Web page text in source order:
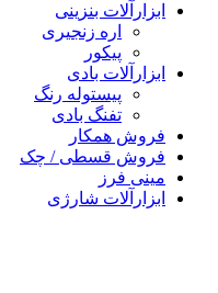
بنزینی
اره زنجیری
بادی
پیستوله رنگ
تفنگ بادی
همکار
قسطی / چک
فرز
شارژی